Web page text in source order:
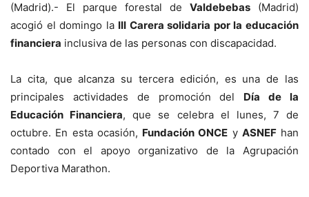
(Madrid).- El parque forestal de Valdebebas (Madrid)
acogió el domingo la III Carera solidaria por la educación
financiera inclusiva de las personas con discapacidad.
La cita, que alcanza su tercera edición, es una de las
principales actividades de promoción del Día de la
Educación Financiera, que se celebra el lunes, 7 de
octubre. En esta ocasión, Fundación ONCE y ASNEFhan
contado con el apoyo organizativo de la Agrupación
Deportiva Marathon.